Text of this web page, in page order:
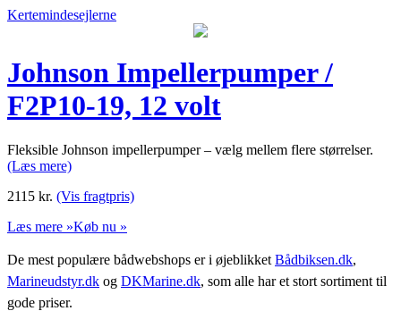
Kertemindesejlerne
Johnson Impellerpumper /
F2P10-19, 12 volt
Fleksible Johnson impellerpumper – vælg mellem flere størrelser.
(Læs mere)
2115 kr. (Vis fragtpris)
Læs mere »Køb nu »
De mest populære bådwebshops er i øjeblikket Bådbiksen.dk,
Marineudstyr.dk og DKMarine.dk, som alle har et stort sortiment til
gode priser.